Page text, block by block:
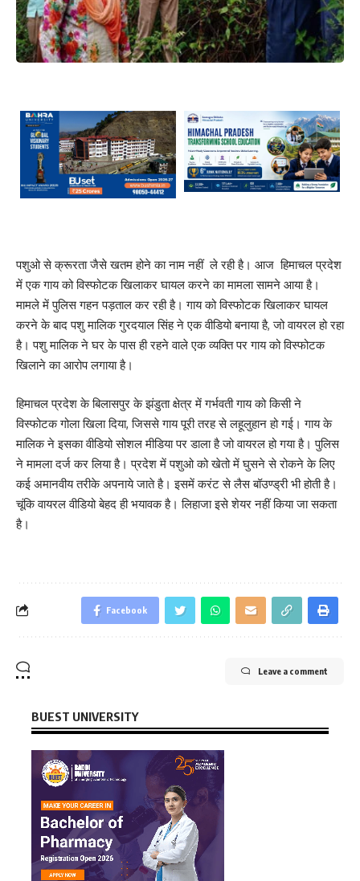
पशुओ से क्रूरता जैसे खतम होने का नाम नहीं ले रही है। आज हिमाचल प्रदेश
में एक गाय को विस्फोटक खिलाकर घायल करने का मामला सामने आया है।
मामले में पुलिस गहन पड़ताल कर रही है। गाय को विस्फोटक खिलाकर घायल
करने के बाद पशु मालिक गुरदयाल सिंह ने एक वीडियो बनाया है, जो वायरल हो रहा
है। पशु मालिक ने घर के पास ही रहने वाले एक व्यक्ति पर गाय को विस्फोटक
खिलाने का आरोप लगाया है।
हिमाचल प्रदेश के बिलासपुर के झंडुता क्षेत्र में गर्भवती गाय को किसी ने
विस्फोटक गोला खिला दिया, जिससे गाय पूरी तरह से लहूलुहान हो गई। गाय के
मालिक ने इसका वीडियो सोशल मीडिया पर डाला है जो वायरल हो गया है। पुलिस
ने मामला दर्ज कर लिया है। प्रदेश में पशुओ को खेतो में घुसने से रोकने के लिए
कई अमानवीय तरीके अपनाये जाते है। इसमें करंट से लैस बॉउण्ड्री भी होती है।
चूंकि वायरल वीडियो बेहद ही भयावक है। लिहाजा इसे शेयर नहीं किया जा सकता
है।
Facebook
Leave a comment
BUEST UNIVERSITY